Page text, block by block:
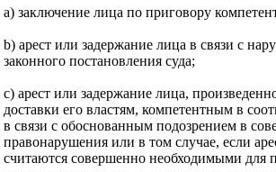
а) заключение лица по приговору
b) арест или задержание лица в связи с
законного постановления суда;
с) арест или задержание лица,
доставки его властям, компетентным в
в связи с обоснованным подозрением в
правонарушения или в том случае, если
считаются совершенно необходимыми для